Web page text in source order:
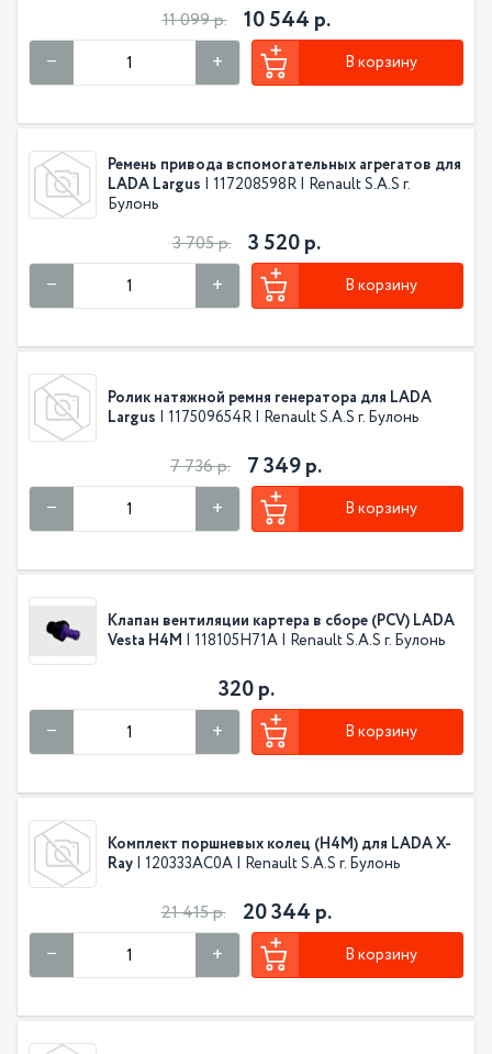
11 099 р. 10 544 р.
В корзину
Ремень привода вспомогательных агрегатов для
LADA Largus | 117208598R | Renault S.A.S г.
Булонь
3 705 р. 3 520 р.
В корзину
Ролик натяжной ремня генератора для LADA
Largus | 117509654R | Renault S.A.S г. Булонь
7 736 р. 7 349 р.
В корзину
Клапан вентиляции картера в сборе (PCV) LADA
Vesta H4M | 118105H71A | Renault S.A.S г. Булонь
320 р.
В корзину
Комплект поршневых колец (H4M) для LADA X-
Ray | 120333AC0A | Renault S.A.S г. Булонь
21 415 р. 20 344 р.
В корзину